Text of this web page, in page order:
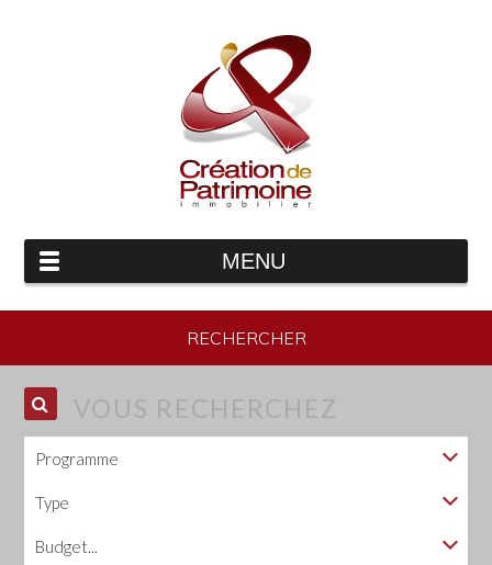
MENU
RECHERCHER
VOUS RECHERCHEZ